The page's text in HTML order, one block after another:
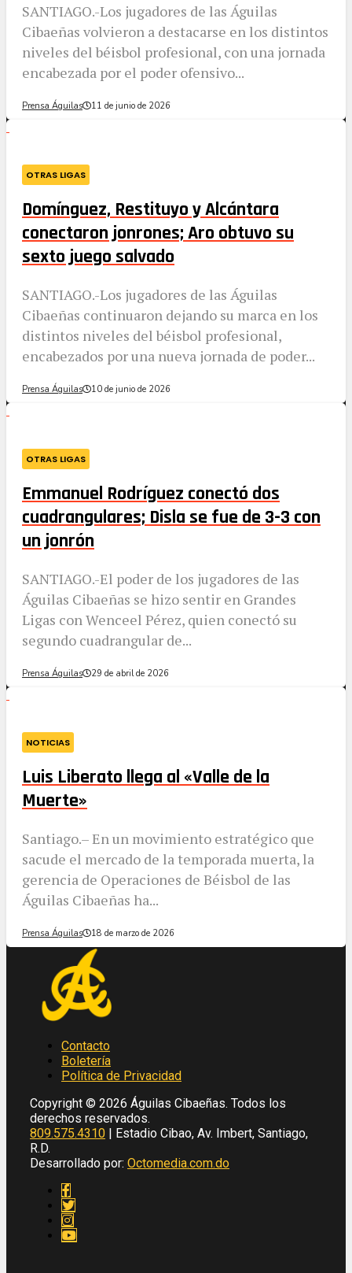
SANTIAGO.-Los jugadores de las Águilas
Cibaeñas volvieron a destacarse en los distintos
niveles del béisbol profesional, con una jornada
encabezada por el poder ofensivo...
Prensa Águilas 11 de junio de 2026
OTRAS LIGAS
Domínguez, Restituyo y Alcántara
conectaron jonrones; Aro obtuvo su
sexto juego salvado
SANTIAGO.-Los jugadores de las Águilas
Cibaeñas continuaron dejando su marca en los
distintos niveles del béisbol profesional,
encabezados por una nueva jornada de poder...
Prensa Águilas 10 de junio de 2026
OTRAS LIGAS
Emmanuel Rodríguez conectó dos
cuadrangulares; Disla se fue de 3-3 con
un jonrón
SANTIAGO.-El poder de los jugadores de las
Águilas Cibaeñas se hizo sentir en Grandes
Ligas con Wenceel Pérez, quien conectó su
segundo cuadrangular de...
Prensa Águilas 29 de abril de 2026
NOTICIAS
Luis Liberato llega al «Valle de la
Muerte»
​Santiago.– En un movimiento estratégico que
sacude el mercado de la temporada muerta, la
gerencia de Operaciones de Béisbol de las
Águilas Cibaeñas ha...
Prensa Águilas 18 de marzo de 2026
Contacto
Boletería
Política de Privacidad
Copyright © 2026 Águilas Cibaeñas. Todos los
derechos reservados.
809.575.4310 | Estadio Cibao, Av. Imbert, Santiago,
R.D.
Desarrollado por: Octomedia.com.do